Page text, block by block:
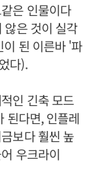
은 인물이다
않은 것이 실각
이 된 이른바 '파
다).
인 긴축 모드
된다면, 인플레
보다 훨씬 높
우크라이